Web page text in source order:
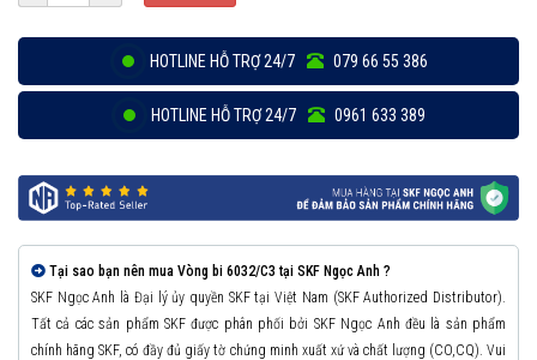
HOTLINE HỖ TRỢ 24/7 079 66 55 386
HOTLINE HỖ TRỢ 24/7 0961 633 389
Tại sao bạn nên mua Vòng bi 6032/C3 tại SKF Ngọc Anh ?
SKF Ngọc Anh là Đại lý ủy quyền SKF tại Việt Nam (SKF Authorized Distributor).
Tất cả các sản phẩm SKF được phân phối bởi SKF Ngọc Anh đều là sản phẩm
chính hãng SKF, có đầy đủ giấy tờ chứng minh xuất xứ và chất lượng (CO,CQ). Vui